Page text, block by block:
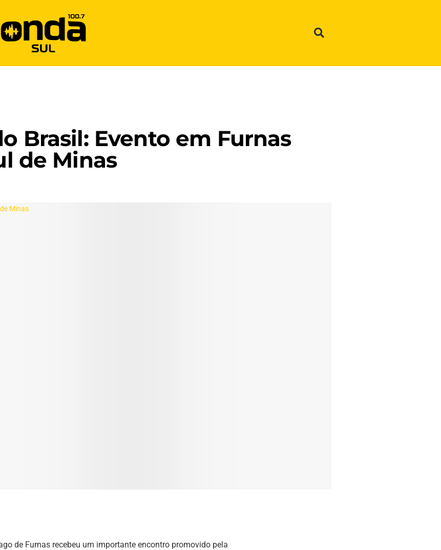
Brasil: Evento em Furnas
de Minas
de Furnas recebeu um importante encontro promovido pela